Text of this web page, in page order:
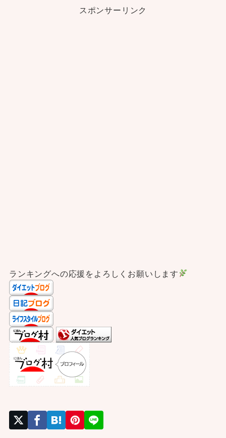
スポンサーリンク
ランキングへの応援をよろしくお願いします